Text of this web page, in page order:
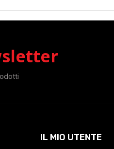
IL MIO UTENTE